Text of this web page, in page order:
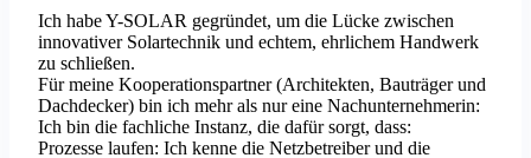
Ich habe Y-SOLAR gegründet, um die Lücke zwischen
innovativer Solartechnik und echtem, ehrlichem Handwerk
zu schließen.
Für meine Kooperationspartner (Architekten, Bauträger und
Dachdecker) bin ich mehr als nur eine Nachunternehmerin:
Ich bin die fachliche Instanz, die dafür sorgt, dass:
Prozesse laufen: Ich kenne die Netzbetreiber und die